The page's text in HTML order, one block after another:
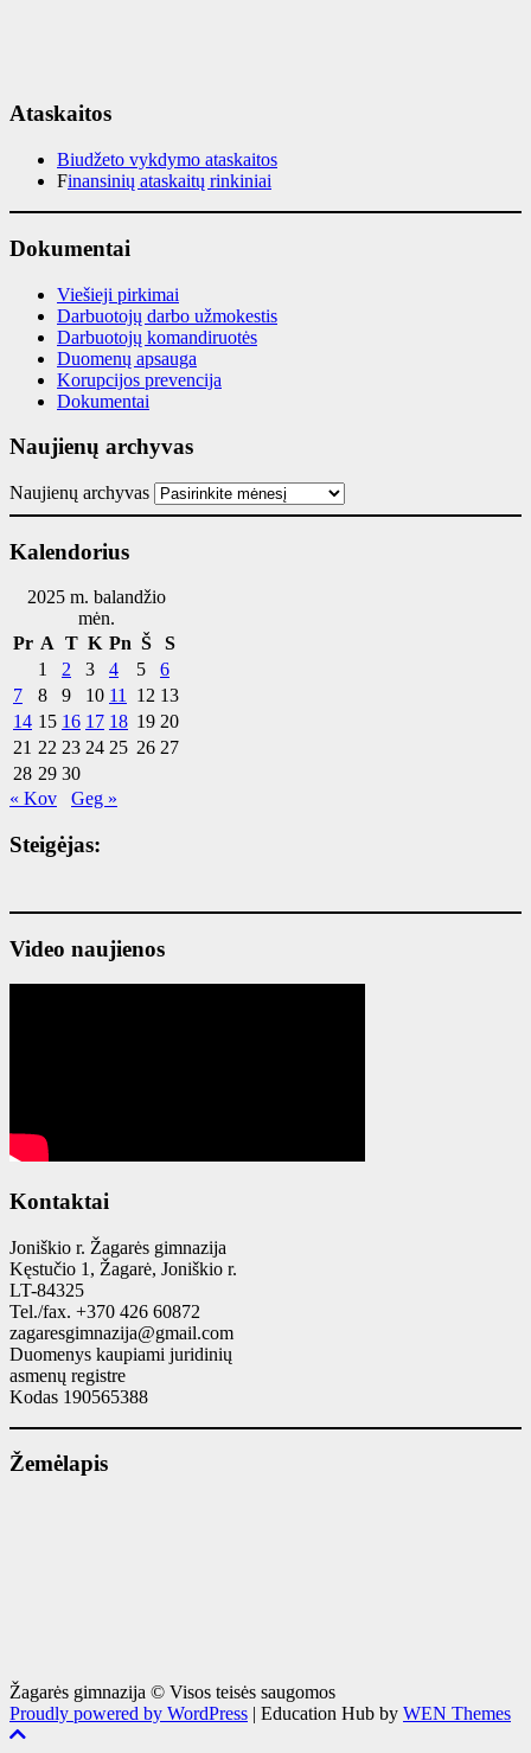
Ataskaitos
Biudžeto vykdymo ataskaitos
Finansinių ataskaitų rinkiniai
Dokumentai
Viešieji pirkimai
Darbuotojų darbo užmokestis
Darbuotojų komandiruotės
Duomenų apsauga
Korupcijos prevencija
Dokumentai
Naujienų archyvas
Naujienų archyvas
Kalendorius
2025 m. balandžio
mėn.
Pr A T K Pn Š
S
1
2 3 4 5
6
7
8 9 10 11 12 13
14 15 16 17 18 19 20
21 22 23 24 25 26 27
28 29 30
« Kov
Geg »
Steigėjas:
Video naujienos
Kontaktai
Joniškio r. Žagarės gimnazija
Kęstučio 1, Žagarė, Joniškio r.
LT-84325
Tel./fax. +370 426 60872
zagaresgimnazija@gmail.com
Duomenys kaupiami juridinių
asmenų registre
Kodas 190565388
Žemėlapis
Žagarės gimnazija © Visos teisės saugomos
Proudly powered by WordPress | Education Hub by WEN Themes